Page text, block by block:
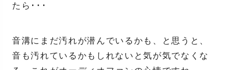
たら･･･
音溝にまだ汚れが潜んでいるかも、と思うと、
音も汚れているかもしれないと気が気でなくな